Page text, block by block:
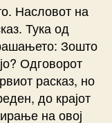
Насловот на
Тука од
Зошто
Одговорот
расказ, но
до крајот
на овој